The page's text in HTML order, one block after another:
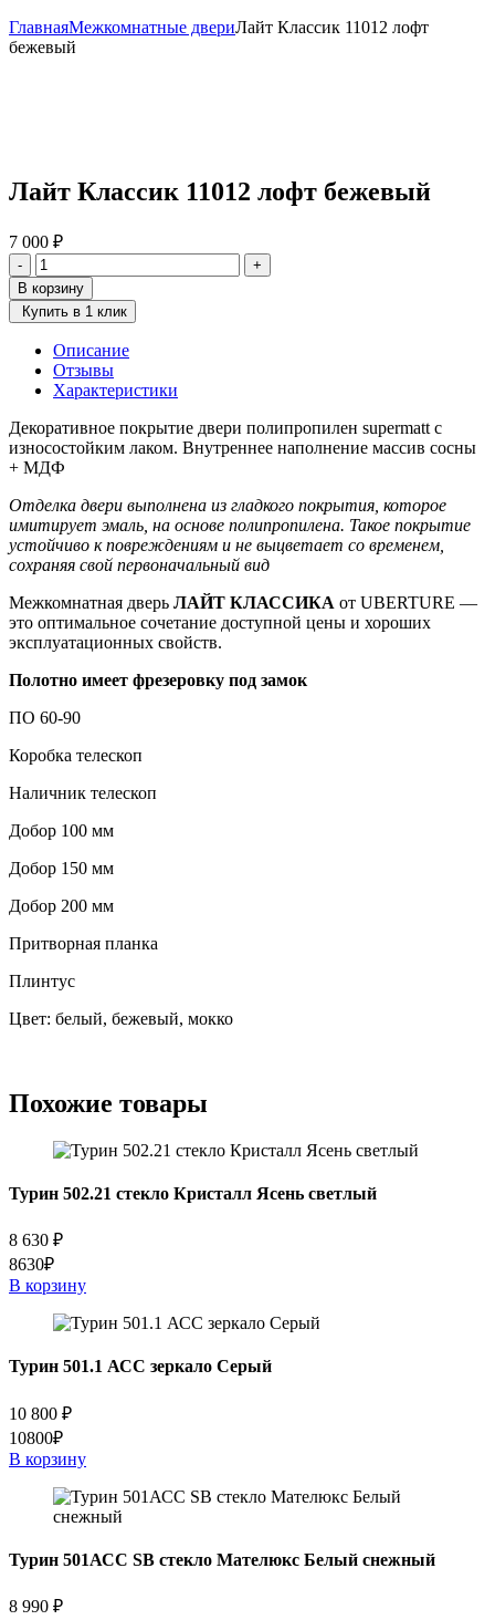
ГлавнаяМежкомнатные двериЛайт Классик 11012 лофт
бежевый
Лайт Классик 11012 лофт бежевый
7 000 ₽
Количество
товара
Лайт
Классик
бежевый
-
+
В корзину
Купить в 1 клик
Описание
Отзывы
Характеристики
Декоративное покрытие двери полипропилен supermatt с
износостойким лаком. Внутреннее наполнение массив сосны
+ МДФ
Отделка двери выполнена из гладкого покрытия, которое
имитирует эмаль, на основе полипропилена. Такое покрытие
устойчиво к повреждениям и не выцветает со временем,
сохраняя свой первоначальный вид
Межкомнатная дверь ЛАЙТ КЛАССИКА от UBERTURE —
это оптимальное сочетание доступной цены и хороших
эксплуатационных свойств.
Полотно имеет фрезеровку под замок
ПО 60-90
Коробка телескоп
Наличник телескоп
Добор 100 мм
Добор 150 мм
Добор 200 мм
Притворная планка
Плинтус
Цвет: белый, бежевый, мокко
Похожие товары
Турин 502.21 стекло Кристалл Ясень светлый
8 630 ₽
8630₽
В корзину
Турин 501.1 АСС зеркало Серый
10 800 ₽
10800₽
В корзину
Турин 501АСС SB стекло Мателюкс Белый снежный
8 990 ₽